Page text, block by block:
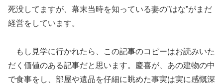
死没してますが、幕末当時を知っている妻の”はな”がまだ
経営をしています。
もし見学に行かれたら、この記事のコピーはお読みいた
だく価値のある記事だと思います。慶喜が、あの建物の中
で食事をし、部屋や遺品を仔細に眺めた事実は実に感慨深